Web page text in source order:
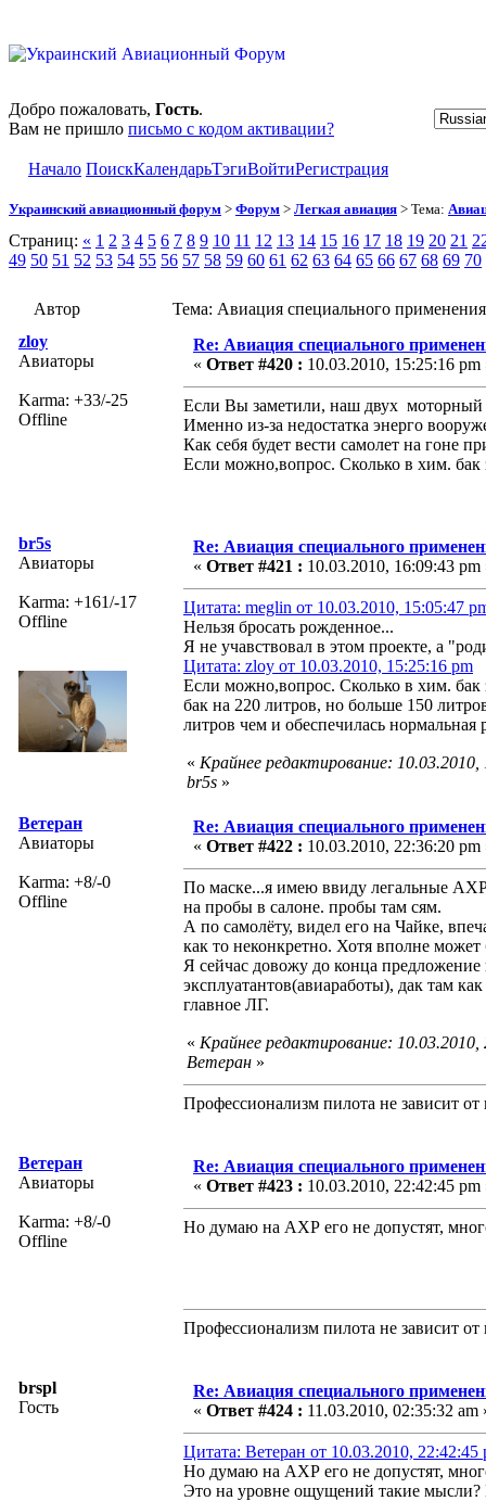
Добро пожаловать, Гость.
Вам не пришло письмо с кодом активации?
Начало ПоискКалендарьТэгиВойтиРегистрация
Украинский авиационный форум > Форум > Легкая авиация > Тема:
Страниц: « 1 2 3 4 5 6 7 8 9 10 11 12 13 14 15 16 17 18 19 20 21
49 50 51 52 53 54 55 56 57 58 59 60 61 62 63 64 65 66 67 68 69 70
Автор
Тема: Авиация специального
zloy
Авиаторы
Karma: +33/-25
Offline
Re: Авиация специального
« Ответ #420 : 10.03.2010, 15:25:16 pm
Если Вы заметили, наш двух моторный
Именно из-за недостатка энерго
Как себя будет вести самолет на гоне
Если можно,вопрос. Сколько в хим. бак
br5s
Авиаторы
Karma: +161/-17
Offline
Re: Авиация специального
« Ответ #421 : 10.03.2010, 16:09:43 pm
Цитата: meglin от 10.03.2010, 15:05:47
Нельзя бросать рожденное...
Я не учавствовал в этом проекте, а
Цитата: zloy от 10.03.2010, 15:25:16 pm
Если можно,вопрос. Сколько в хим. бак
бак на 220 литров, но больше 150
литров чем и обеспечилась нормальная
« Крайнее редактирование:
br5s »
Ветеран
Авиаторы
Karma: +8/-0
Offline
Re: Авиация специального
« Ответ #422 : 10.03.2010, 22:36:20 pm
По маске...я имею ввиду легальные
на пробы в салоне. пробы там сям.
А по самолёту, видел его на Чайке,
как то неконкретно. Хотя вполне
Я сейчас довожу до конца
эксплуатантов(авиаработы), дак там
главное ЛГ.
« Крайнее редактирование:
Ветеран »
Профессионализм пилота не зависит
Ветеран
Авиаторы
Karma: +8/-0
Offline
Re: Авиация специального
« Ответ #423 : 10.03.2010, 22:42:45 pm
Но думаю на АХР его не допустят,
Профессионализм пилота не зависит
brspl
Гость
Re: Авиация специального
« Ответ #424 : 11.03.2010, 02:35:32 am
Цитата: Ветеран от 10.03.2010, 22:42:45
Но думаю на АХР его не допустят,
Это на уровне ощущений такие мысли?